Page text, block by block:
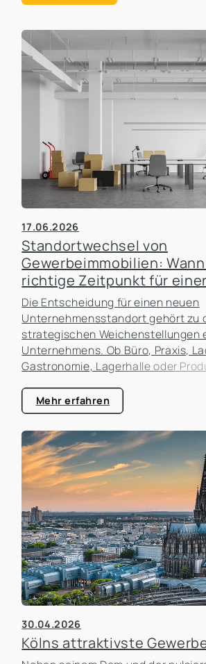
17.06.2026
Standortwechsel von
Gewerbeimmobilien:
richtige Zeitpunkt für
Die Entscheidung für einen neuen
Unternehmensstandort gehört zu
strategischen Weichenstellungen
Unternehmens. Ob Büro, Praxis,
Gastronomie, Lagerhalle oder
Kosten, sondern auch die
Kunden, die Attraktivität als
zukünftigen
Unternehmens. In der Praxis
dass Unternehmen zu lange an
festhalten, obwohl sich die
längst verändert haben.
Umzüge manchmal überstürzt
tatsächlichen Auswirkungen
analysieren.
Mehr erfahren
30.04.2026
Kölns attraktivste